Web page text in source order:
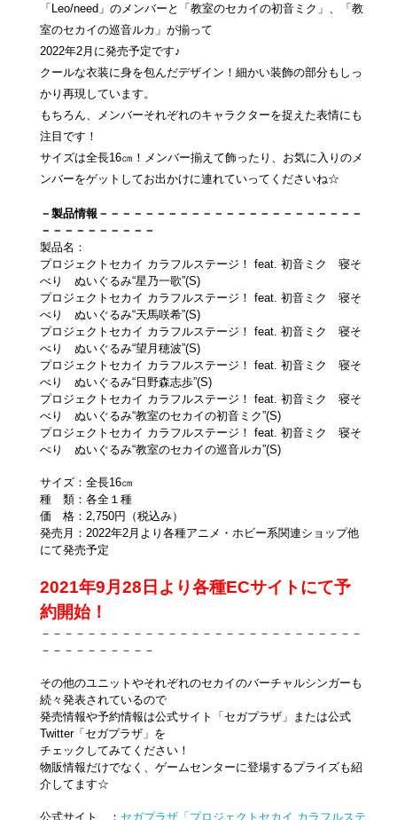
「Leo/need」のメンバーと「教室のセカイの初音ミク」、「教
室のセカイの巡音ルカ」が揃って
2022年2月に発売予定です♪
クールな衣装に身を包んだデザイン！細かい装飾の部分もしっ
かり再現しています。
もちろん、メンバーそれぞれのキャラクターを捉えた表情にも
注目です！
サイズは全長16㎝！メンバー揃えて飾ったり、お気に入りのメ
ンバーをゲットしてお出かけに連れていってくださいね☆
－製品情報－－－－－－－－－－－－－－－－－－－－－－－
－－－－－－－－－－
製品名：
プロジェクトセカイ カラフルステージ！ feat. 初音ミク 寝そ
べり ぬいぐるみ“星乃一歌”(S)
プロジェクトセカイ カラフルステージ！ feat. 初音ミク 寝そ
べり ぬいぐるみ“天馬咲希”(S)
プロジェクトセカイ カラフルステージ！ feat. 初音ミク 寝そ
べり ぬいぐるみ“望月穂波”(S)
プロジェクトセカイ カラフルステージ！ feat. 初音ミク 寝そ
べり ぬいぐるみ“日野森志歩”(S)
プロジェクトセカイ カラフルステージ！ feat. 初音ミク 寝そ
べり ぬいぐるみ“教室のセカイの初音ミク”(S)
プロジェクトセカイ カラフルステージ！ feat. 初音ミク 寝そ
べり ぬいぐるみ“教室のセカイの巡音ルカ”(S)
サイズ：全長16㎝
種 類：各全１種
価 格：2,750円（税込み）
発売月：2022年2月より各種アニメ・ホビー系関連ショップ他
にて発売予定
2021年9月28日より各種ECサイトにて予
約開始！
－－－－－－－－－－－－－－－－－－－－－－－－－－－－
－－－－－－－－－－
その他のユニットやそれぞれのセカイのバーチャルシンガーも
続々発表されているので
発売情報や予約情報は公式サイト「セガプラザ」または公式
Twitter「セガプラザ」を
チェックしてみてください！
物販情報だけでなく、ゲームセンターに登場するプライズも紹
介してます☆
公式サイト ： セガプラザ「プロジェクトセカイ カラフルステ